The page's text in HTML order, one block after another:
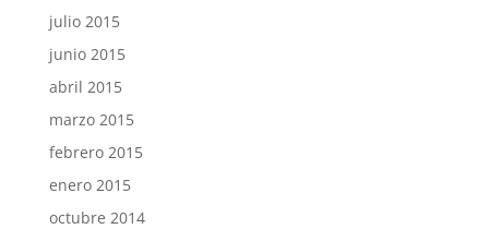
julio 2015
junio 2015
abril 2015
marzo 2015
febrero 2015
enero 2015
octubre 2014